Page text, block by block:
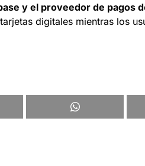
y el proveedor de pagos
digitales mientras los